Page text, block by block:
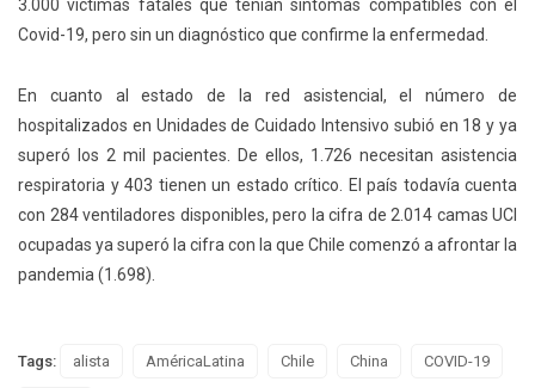
3.000 víctimas fatales que tenían síntomas compatibles con el
Covid-19, pero sin un diagnóstico que confirme la enfermedad.
En cuanto al estado de la red asistencial, el número de
hospitalizados en Unidades de Cuidado Intensivo subió en 18 y ya
superó los 2 mil pacientes. De ellos, 1.726 necesitan asistencia
respiratoria y 403 tienen un estado crítico. El país todavía cuenta
con 284 ventiladores disponibles, pero la cifra de 2.014 camas UCI
ocupadas ya superó la cifra con la que Chile comenzó a afrontar la
pandemia (1.698).
Tags: alista AméricaLatina Chile China COVID-19